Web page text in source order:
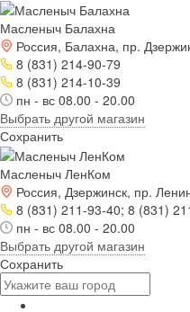
Масленыч Балахна
Россия, Балахна, пр.
8 (831) 214-90-79
8 (831) 214-10-39
пн - вс 08.00 - 20.00
Выбрать другой магазин
Сохранить
Масленыч ЛенКом
Россия, Дзержинск, пр.
8 (831) 211-93-40; 8 (831)
пн - вс 08.00 - 20.00
Выбрать другой магазин
Сохранить